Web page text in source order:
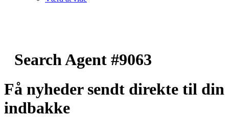
Search Agent #9063
Få nyheder sendt direkte til din
indbakke